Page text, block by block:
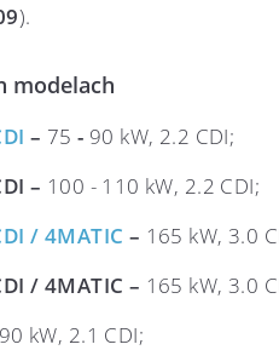
).
modelach
– 75- 90 kW, 2.2 CDI;
– 100 - 110 kW, 2.2 CDI;
/ 4MATIC – 165 kW, 3.0
/ 4MATIC – 165 kW, 3.0
90 kW, 2.1 CDI;